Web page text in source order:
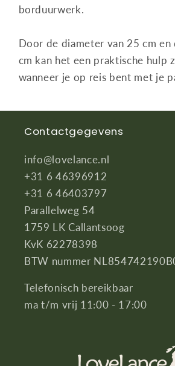
borduurwerk.
Door de diameter van 25 cm
cm kan het een praktische hulp
wanneer je op reis bent met je
Contactgegevens
info@lovelance.nl
+31 6 46396912
+31 6 46403797
Parallelweg 54
1759 LK Callantsoog
KvK 62278398
BTW nummer
Telefonisch bereikbaar
ma t/m vrij 11:00 - 17:00